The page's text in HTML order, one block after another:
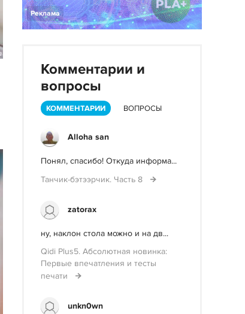
Реклама
Комментарии и
вопросы
КОММЕНТАРИИ ВОПРОСЫ
Alloha san
Понял, спасибо! Откуда информа...
Танчик-бэтээрчик. Часть 8
zatorax
ну, наклон стола можно и на дв...
Qidi Plus5. Абсолютная новинка:
Первые впечатления и тесты
печати
unkn0wn